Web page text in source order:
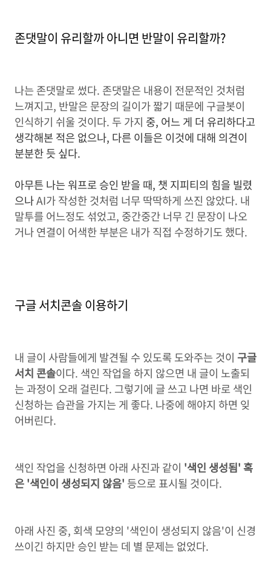
존댓말이 유리할까 아니면 반말이 유리할까?
나는 존댓말로 썼다. 존댓말은 내용이 전문적인 것처럼
느껴지고, 반말은 문장의 길이가 짧기 때문에 구글봇이
인식하기 쉬울 것이다. 두 가지 중, 어느 게 더 유리하다고
생각해본 적은 없으나, 다른 이들은 이것에 대해 의견이
분분한 듯 싶다.
아무튼 나는 워프로 승인 받을 때, 챗 지피티의 힘을 빌렸
으나AI가 작성한 것처럼 너무 딱딱하게 쓰진 않았다. 내
말투를 어느정도 섞었고, 중간중간 너무 긴 문장이 나오
거나 연결이 어색한 부분은 내가 직접 수정하기도 했다.
구글 서치콘솔 이용하기
내 글이 사람들에게 발견될 수 있도록 도와주는 것이 구글
서치 콘솔이다. 색인 작업을 하지 않으면 내 글이 노출되
는 과정이 오래 걸린다. 그렇기에 글 쓰고 나면 바로 색인
신청하는 습관을 가지는 게 좋다. 나중에 해야지 하면 잊
어버린다.
색인 작업을 신청하면 아래 사진과 같이 '색인 생성됨' 혹
은 '색인이 생성되지 않음' 등으로 표시될 것이다.
아래 사진 중, 회색 모양의 '색인이 생성되지 않음'이 신경
쓰이긴 하지만 승인 받는 데 별 문제는 없었다.